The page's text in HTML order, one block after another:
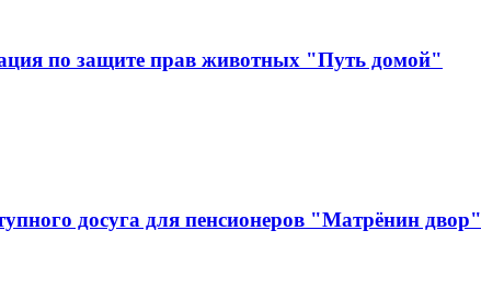
по защите прав животных "Путь домой"
досуга для пенсионеров "Матрёнин двор"